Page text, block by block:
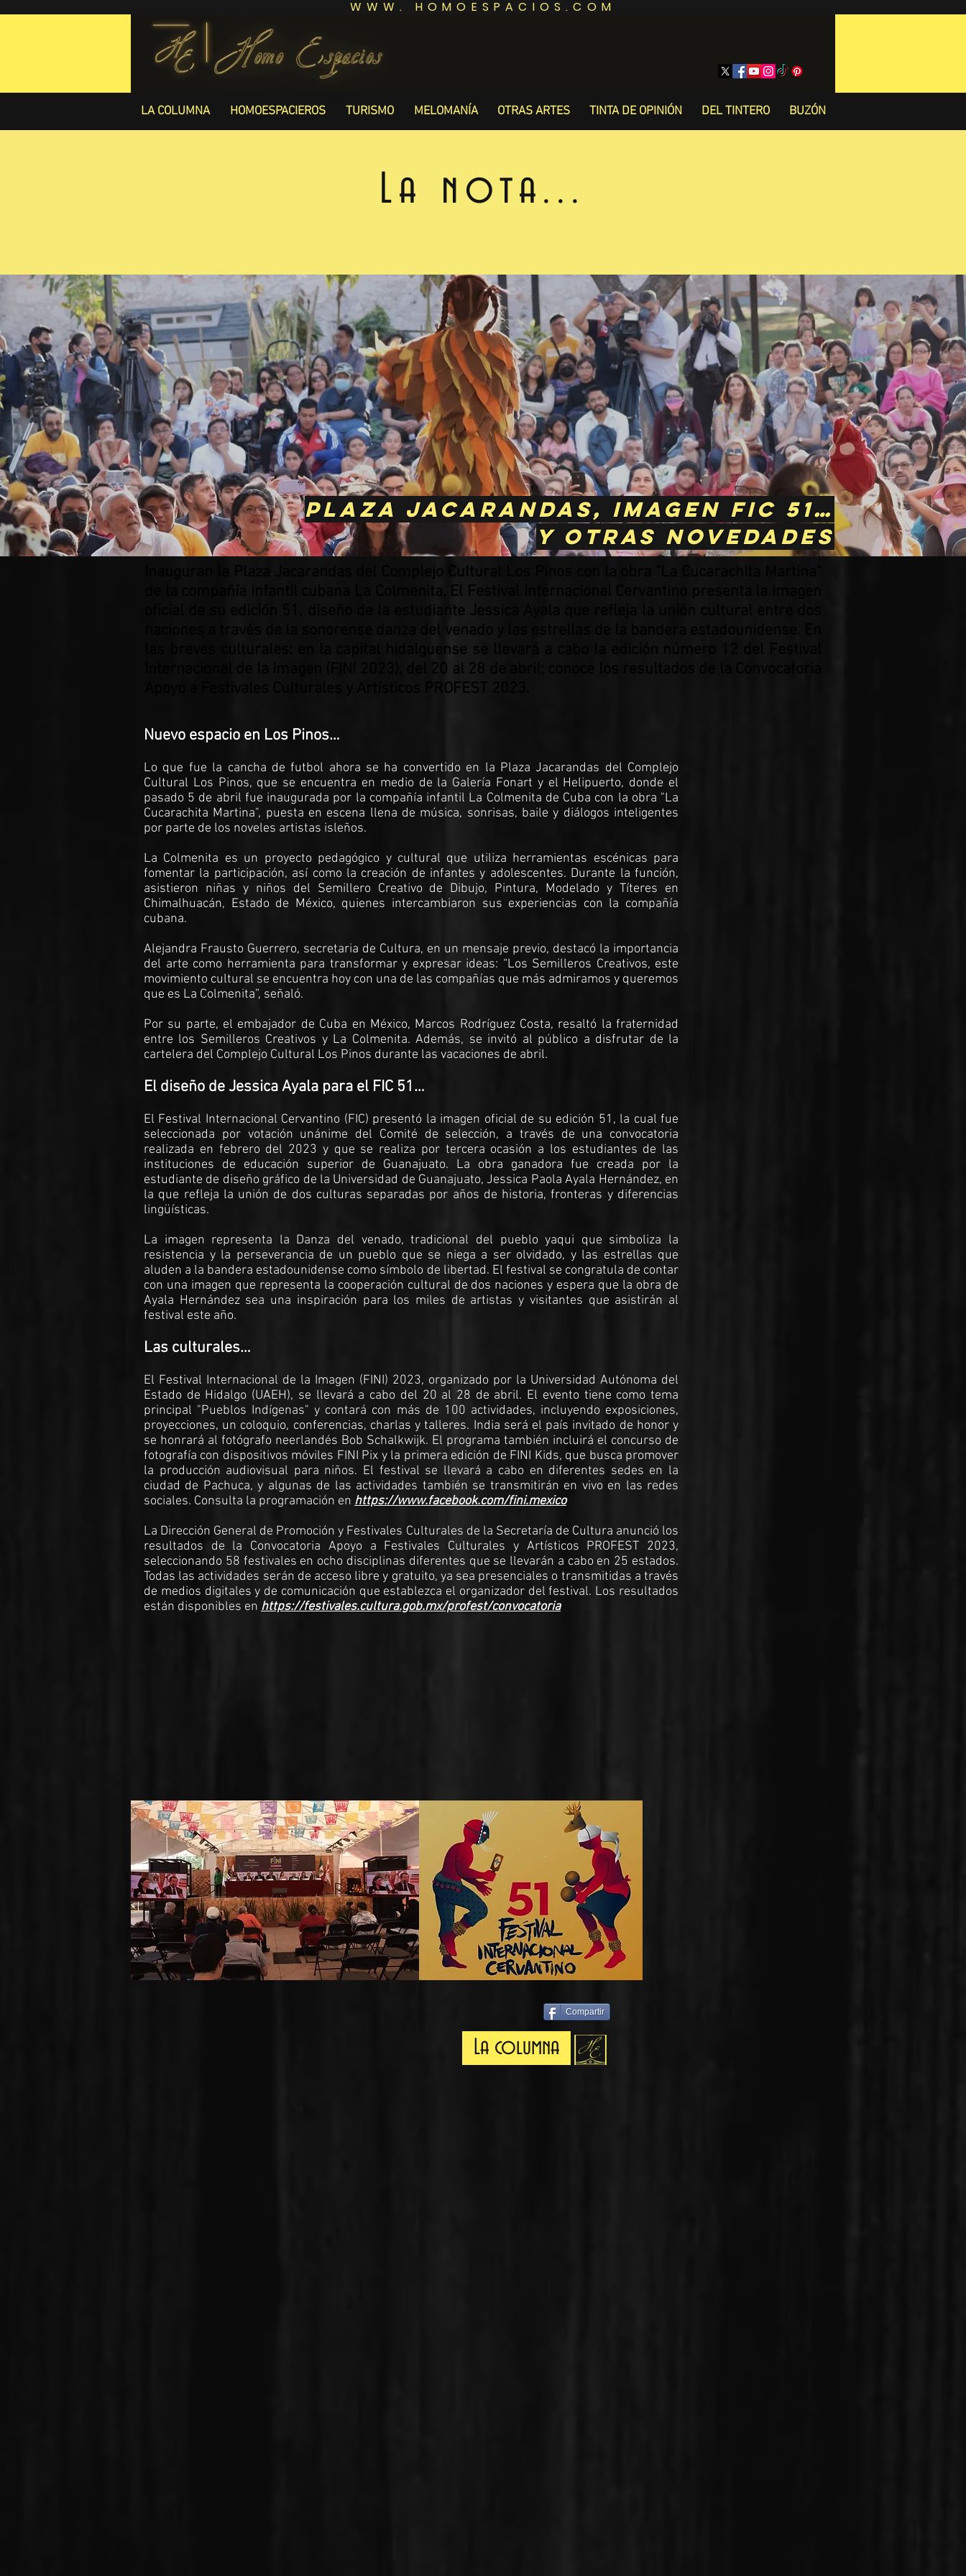
WWW. HOMOESPACIOS.COM
LA COLUMNA HOMOESPACIEROS TURISMO MELOMANÍA OTRAS ARTES TINTA DE OPINIÓN DEL TINTERO BUZÓN
La nota...
Plaza Jacarandas, imagen FIC 51…
y otras novedades
Inauguran la Plaza Jacarandas del Complejo Cultural Los Pinos con la obra "La Cucarachita Martina"
de la compañía infantil cubana La Colmenita. El Festival Internacional Cervantino presenta la imagen
oficial de su edición 51, diseño de la estudiante Jessica Ayala que refleja la unión cultural entre dos
naciones a través de la sonorense danza del venado y las estrellas de la bandera estadounidense. En
las breves culturales: en la capital hidalguense se llevará a cabo la edición número 12 del Festival
Internacional de la Imagen (FINI 2023), del 20 al 28 de abril; conoce los resultados de la Convocatoria
Apoyo a Festivales Culturales y Artísticos PROFEST 2023.
Nuevo espacio en Los Pinos…
Lo que fue la cancha de futbol ahora se ha convertido en la Plaza Jacarandas del Complejo
Cultural Los Pinos, que se encuentra en medio de la Galería Fonart y el Helipuerto, donde el
pasado 5 de abril fue inaugurada por la compañía infantil La Colmenita de Cuba con la obra "La
Cucarachita Martina", puesta en escena llena de música, sonrisas, baile y diálogos inteligentes
por parte de los noveles artistas isleños.
La Colmenita es un proyecto pedagógico y cultural que utiliza herramientas escénicas para
fomentar la participación, así como la creación de infantes y adolescentes. Durante la función,
asistieron niñas y niños del Semillero Creativo de Dibujo, Pintura, Modelado y Títeres en
Chimalhuacán, Estado de México, quienes intercambiaron sus experiencias con la compañía
cubana.
Alejandra Frausto Guerrero, secretaria de Cultura, en un mensaje previo, destacó la importancia
del arte como herramienta para transformar y expresar ideas: “Los Semilleros Creativos, este
movimiento cultural se encuentra hoy con una de las compañías que más admiramos y queremos
que es La Colmenita”, señaló.
Por su parte, el embajador de Cuba en México, Marcos Rodríguez Costa, resaltó la fraternidad
entre los Semilleros Creativos y La Colmenita. Además, se invitó al público a disfrutar de la
cartelera del Complejo Cultural Los Pinos durante las vacaciones de abril.
El diseño de Jessica Ayala para el FIC 51…
El Festival Internacional Cervantino (FIC) presentó la imagen oficial de su edición 51, la cual fue
seleccionada por votación unánime del Comité de selección, a través de una convocatoria
realizada en febrero del 2023 y que se realiza por tercera ocasión a los estudiantes de las
instituciones de educación superior de Guanajuato. La obra ganadora fue creada por la
estudiante de diseño gráfico de la Universidad de Guanajuato, Jessica Paola Ayala Hernández, en
la que refleja la unión de dos culturas separadas por años de historia, fronteras y diferencias
lingüísticas.
La imagen representa la Danza del venado, tradicional del pueblo yaqui que simboliza la
resistencia y la perseverancia de un pueblo que se niega a ser olvidado, y las estrellas que
aluden a la bandera estadounidense como símbolo de libertad. El festival se congratula de contar
con una imagen que representa la cooperación cultural de dos naciones y espera que la obra de
Ayala Hernández sea una inspiración para los miles de artistas y visitantes que asistirán al
festival este año.
Las culturales…
El Festival Internacional de la Imagen (FINI) 2023, organizado por la Universidad Autónoma del
Estado de Hidalgo (UAEH), se llevará a cabo del 20 al 28 de abril. El evento tiene como tema
principal "Pueblos Indígenas" y contará con más de 100 actividades, incluyendo exposiciones,
proyecciones, un coloquio, conferencias, charlas y talleres. India será el país invitado de honor y
se honrará al fotógrafo neerlandés Bob Schalkwijk. El programa también incluirá el concurso de
fotografía con dispositivos móviles FINI Pix y la primera edición de FINI Kids, que busca promover
la producción audiovisual para niños. El festival se llevará a cabo en diferentes sedes en la
ciudad de Pachuca, y algunas de las actividades también se transmitirán en vivo en las redes
sociales. Consulta la programación en https://www.facebook.com/fini.mexico
La Dirección General de Promoción y Festivales Culturales de la Secretaría de Cultura anunció los
resultados de la Convocatoria Apoyo a Festivales Culturales y Artísticos PROFEST 2023,
seleccionando 58 festivales en ocho disciplinas diferentes que se llevarán a cabo en 25 estados.
Todas las actividades serán de acceso libre y gratuito, ya sea presenciales o transmitidas a través
de medios digitales y de comunicación que establezca el organizador del festival. Los resultados
están disponibles en https://festivales.cultura.gob.mx/profest/convocatoria
Compartir
La columna